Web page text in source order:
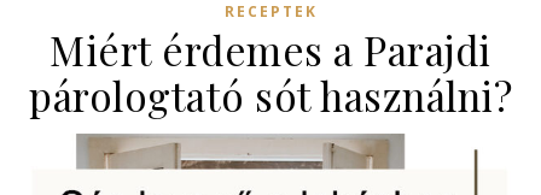
RECEPTEK
Miért érdemes a Parajdi
párologtató sót használni?